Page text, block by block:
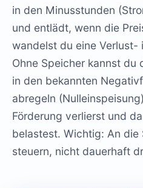
in den Minusstunden
und entlädt, wenn die
wandelst du eine Verlust-
Ohne Speicher kannst du
in den bekannten
abregeln
Förderung verlierst und
belastest. Wichtig: An
steuern, nicht dauerhaft